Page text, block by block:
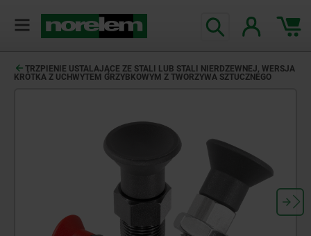
TRZPIENIE USTALAJĄCE ZE STALI LUB STALI NIERDZEWNEJ, WERSJA
KRÓTKA Z UCHWYTEM GRZYBKOWYM Z TWORZYWA SZTUCZNEGO